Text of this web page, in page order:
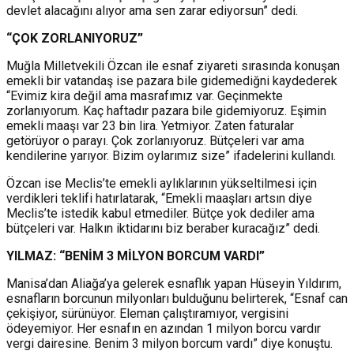
devlet alacağını alıyor ama sen zarar ediyorsun” dedi.
“ÇOK ZORLANIYORUZ”
Muğla Milletvekili Özcan ile esnaf ziyareti sırasında konuşan
emekli bir vatandaş ise pazara bile gidemediğni kaydederek
“Evimiz kira değil ama masrafımız var. Geçinmekte
zorlanıyorum. Kaç haftadır pazara bile gidemiyoruz. Eşimin
emekli maaşı var 23 bin lira. Yetmiyor. Zaten faturalar
getörüyor o parayı. Çok zorlanıyoruz. Bütçeleri var ama
kendilerine yarıyor. Bizim oylarımız size” ifadelerini kullandı.
Özcan ise Meclis’te emekli aylıklarının yükseltilmesi için
verdikleri teklifi hatırlatarak, “Emekli maaşları artsın diye
Meclis’te istedik kabul etmediler. Bütçe yok dediler ama
bütçeleri var. Halkın iktidarını biz beraber kuracağız” dedi.
YILMAZ: “BENİM 3 MİLYON BORCUM VARDI”
Manisa’dan Aliağa’ya gelerek esnaflık yapan Hüseyin Yıldırım,
esnafların borcunun milyonları bulduğunu belirterek, “Esnaf can
çekişiyor, sürünüyor. Eleman çalıştıramıyor, vergisini
ödeyemiyor. Her esnafın en azından 1 milyon borcu vardır
vergi dairesine. Benim 3 milyon borcum vardı” diye konuştu.